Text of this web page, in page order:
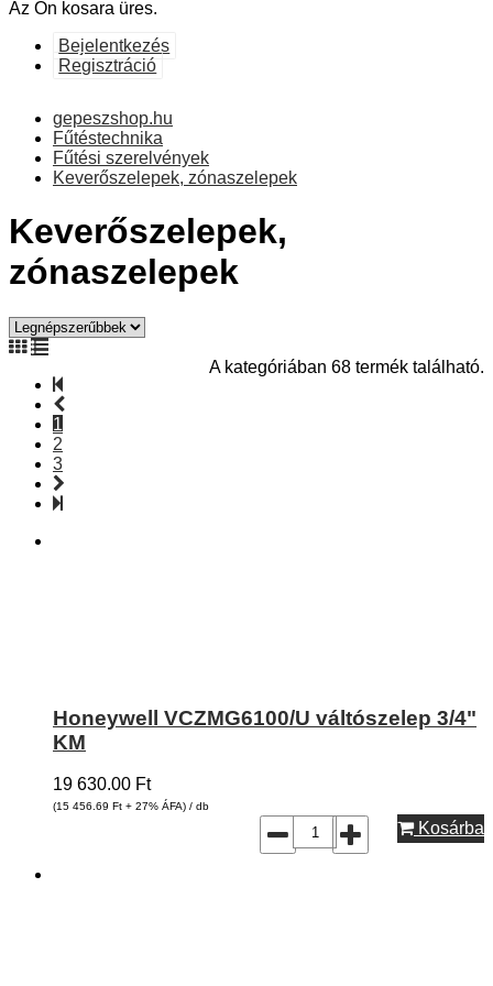
Az Ön kosara üres.
Bejelentkezés
Regisztráció
gepeszshop.hu
Fűtéstechnika
Fűtési szerelvények
Keverőszelepek, zónaszelepek
Keverőszelepek,
zónaszelepek
A kategóriában 68 termék található.
1
2
3
Honeywell VCZMG6100/U váltószelep 3/4"
KM
19 630.00 Ft
(15 456.69 Ft + 27% ÁFA) / db
Kosárba